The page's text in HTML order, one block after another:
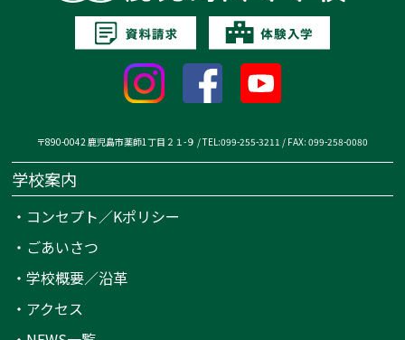
〒890-0042 鹿児島市薬師1丁目２１-９ / TEL:099-255-3211 / FAX: 099-258-0080
学校案内
・ コンセプト／Kポリシー
・ ごあいさつ
・学校概要／沿革
・ アクセス